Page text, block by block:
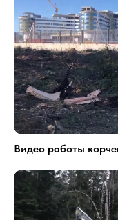
Видео работы